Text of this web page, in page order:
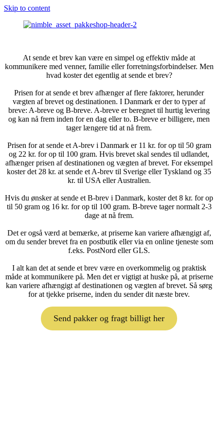
Skip to content
At sende et brev kan være en simpel og effektiv måde at
kommunikere med venner, familie eller forretningsforbindelser. Men
hvad koster det egentlig at sende et brev?
Prisen for at sende et brev afhænger af flere faktorer, herunder
vægten af brevet og destinationen. I Danmark er der to typer af
breve: A-breve og B-breve. A-breve er beregnet til hurtig levering
og kan nå frem inden for en dag eller to. B-breve er billigere, men
tager længere tid at nå frem.
Prisen for at sende et A-brev i Danmark er 11 kr. for op til 50 gram
og 22 kr. for op til 100 gram. Hvis brevet skal sendes til udlandet,
afhænger prisen af destinationen og vægten af brevet. For eksempel
koster det 28 kr. at sende et A-brev til Sverige eller Tyskland og 35
kr. til USA eller Australien.
Hvis du ønsker at sende et B-brev i Danmark, koster det 8 kr. for op
til 50 gram og 16 kr. for op til 100 gram. B-breve tager normalt 2-3
dage at nå frem.
Det er også værd at bemærke, at priserne kan variere afhængigt af,
om du sender brevet fra en postbutik eller via en online tjeneste som
f.eks. PostNord eller GLS.
I alt kan det at sende et brev være en overkommelig og praktisk
måde at kommunikere på. Men det er vigtigt at huske på, at priserne
kan variere afhængigt af destinationen og vægten af brevet. Så sørg
for at tjekke priserne, inden du sender dit næste brev.
Send pakker og fragt billigt her